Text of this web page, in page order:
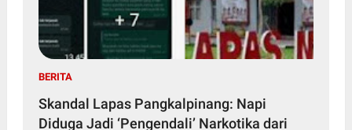
BERITA
Skandal Lapas Pangkalpinang: Napi
Diduga Jadi ‘Pengendali’ Narkotika dari